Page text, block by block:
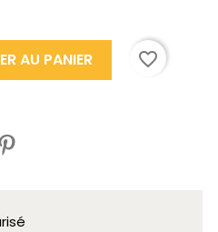
AU PANIER favorite_border